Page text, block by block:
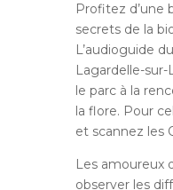
Profitez d’une
secrets de la
L’audioguide
Lagardelle-
le parc à la
la flore. Pour
et scannez les
Les amoureux
observer les